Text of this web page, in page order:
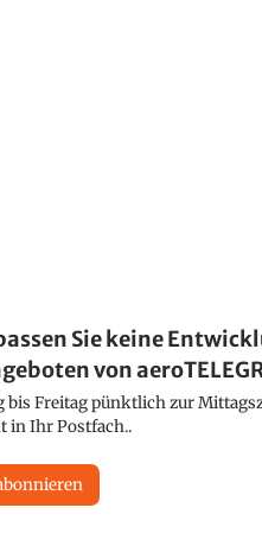
Sie keine
von
Freitag pünktlich zur
in Ihr Postfach..